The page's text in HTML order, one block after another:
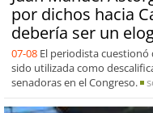
por dichos hacia
debería ser un
07-08 El periodista
sido utilizada como
senadoras en el Congreso.